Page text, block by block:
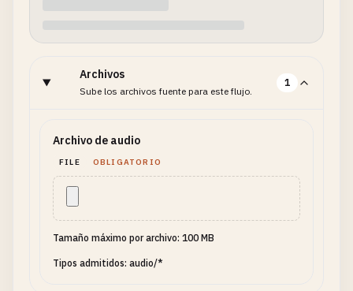
Archivos
Sube los archivos fuente para este flujo.
1
Archivo de audio
FILE OBLIGATORIO
Tamaño máximo por archivo: 100 MB
Tipos admitidos: audio/*